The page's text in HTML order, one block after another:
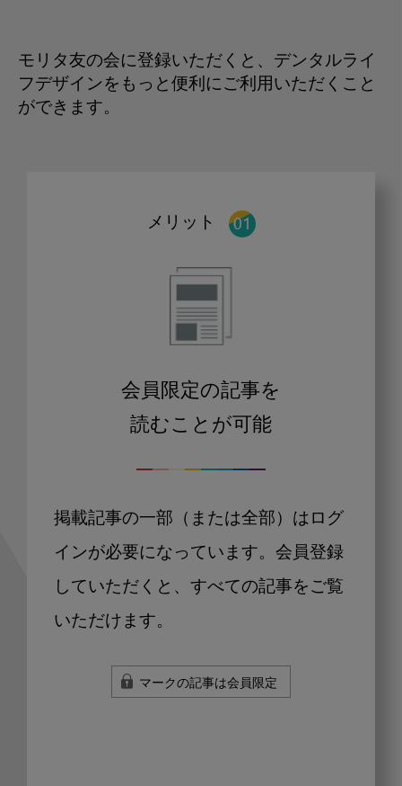
モリタ友の会に登録いただくと、デンタルライ
フデザインをもっと便利にご利用いただくこと
ができます。
メリット
会員限定の記事を
読むことが可能
掲載記事の一部（または全部）はログ
インが必要になっています。会員登録
していただくと、すべての記事をご覧
いただけます。
マークの記事は会員限定